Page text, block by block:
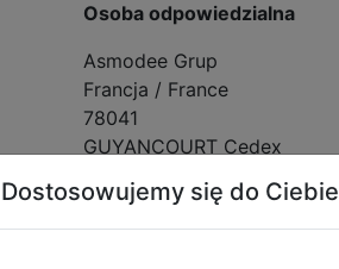
Osoba odpowiedzialna
Asmodee Grup
Francja / France
78041
GUYANCOURT Cedex
BP 40119
Dostosowujemy się do Ciebie